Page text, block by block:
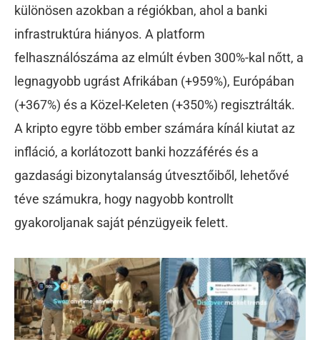
különösen azokban a régiókban, ahol a banki
infrastruktúra hiányos. A platform
felhasználószáma az elmúlt évben 300%-kal nőtt, a
legnagyobb ugrást Afrikában (+959%), Európában
(+367%) és a Közel-Keleten (+350%) regisztrálták.
A kripto egyre több ember számára kínál kiutat az
infláció, a korlátozott banki hozzáférés és a
gazdasági bizonytalanság útvesztőiből, lehetővé
téve számukra, hogy nagyobb kontrollt
gyakoroljanak saját pénzügyeik felett.